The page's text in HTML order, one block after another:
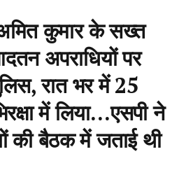
कुमार के सख्त
अपराधियों पर
रात भर में 25
में लिया…एसपी ने
की बैठक में जताई थी